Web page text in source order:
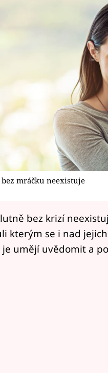
mráčku neexistuje
bez krizí
kterým se i nad
je umějí uvědomit a